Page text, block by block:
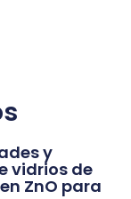
y
vidrios de
ZnO para